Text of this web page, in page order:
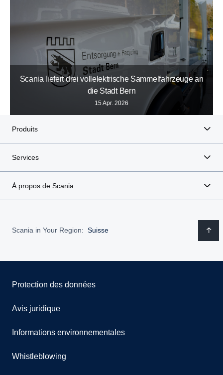
Scania liefert drei vollelektrische Sammelfahrzeuge an
die Stadt Bern
15 Apr. 2026
Produits
Services
À propos de Scania
Scania in Your Region: Suisse
Protection des données
Avis juridique
Informations environnementales
Whistleblowing